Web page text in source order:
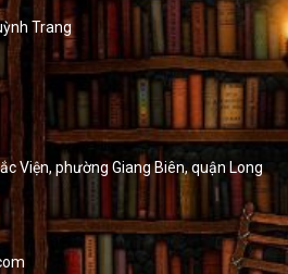
Trang
Viện, phường Giang Biên, quận Long